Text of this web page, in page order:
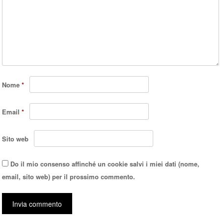
Nome*
Email*
Sito web
Do il mio consenso affinché un cookie salvi i miei dati (nome,
email, sito web) per il prossimo commento.